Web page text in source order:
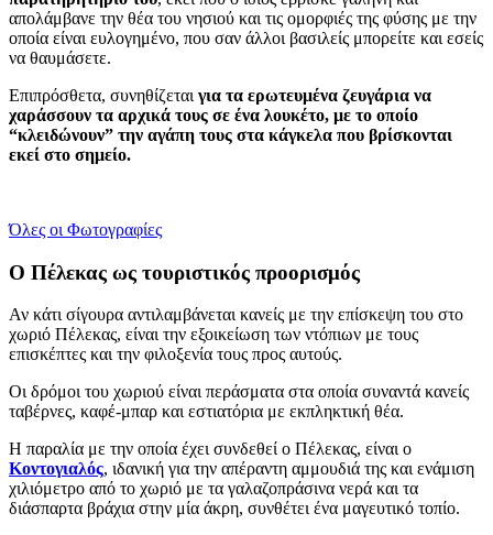
απολάμβανε την θέα του νησιού και τις ομορφιές της φύσης με την
οποία είναι ευλογημένο, που σαν άλλοι βασιλείς μπορείτε και εσείς
να θαυμάσετε.
Επιπρόσθετα, συνηθίζεται για τα ερωτευμένα ζευγάρια να
χαράσσουν τα αρχικά τους σε ένα λουκέτο, με το οποίο
“κλειδώνουν” την αγάπη τους στα κάγκελα που βρίσκονται
εκεί στο σημείο.
Όλες οι Φωτογραφίες
Ο Πέλεκας ως τουριστικός προορισμός
Αν κάτι σίγουρα αντιλαμβάνεται κανείς με την επίσκεψη του στο
χωριό Πέλεκας, είναι την εξοικείωση των ντόπιων με τους
επισκέπτες και την φιλοξενία τους προς αυτούς.
Οι δρόμοι του χωριού είναι περάσματα στα οποία συναντά κανείς
ταβέρνες, καφέ-μπαρ και εστιατόρια με εκπληκτική θέα.
Η παραλία με την οποία έχει συνδεθεί ο Πέλεκας, είναι ο
Κοντογιαλός, ιδανική για την απέραντη αμμουδιά της και ενάμιση
χιλιόμετρο από το χωριό με τα γαλαζοπράσινα νερά και τα
διάσπαρτα βράχια στην μία άκρη, συνθέτει ένα μαγευτικό τοπίο.